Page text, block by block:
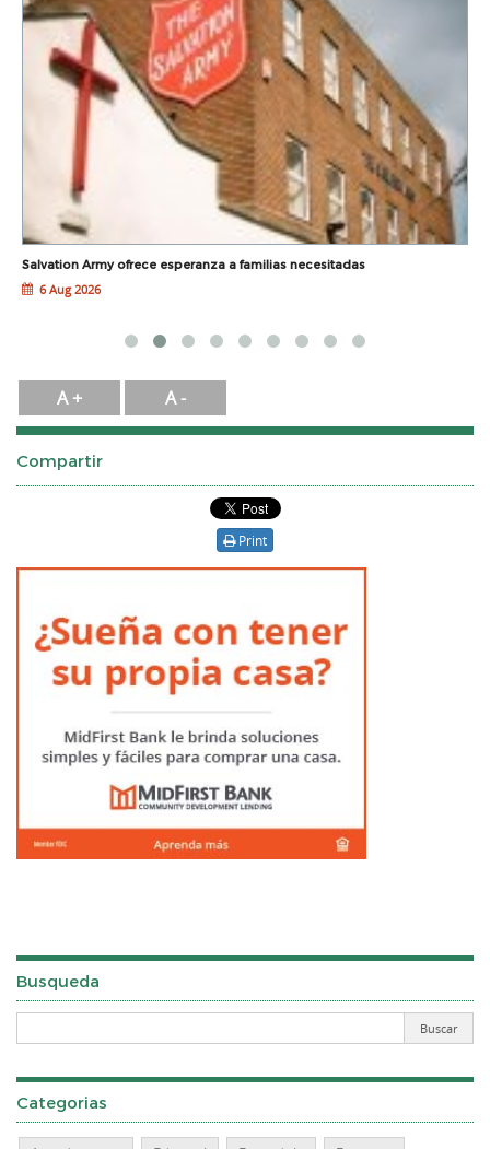
Salvation Army ofrece esperanza a familias necesitadas
6 Aug 2026
A + A -
Compartir
Print
Busqueda
Categorias